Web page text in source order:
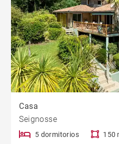
Casa
Seignosse
5 dormitorios 150